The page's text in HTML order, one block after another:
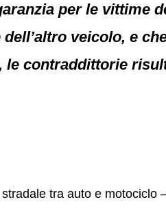
per le vittime
veicolo, e
contraddittorie
tra auto e motociclo